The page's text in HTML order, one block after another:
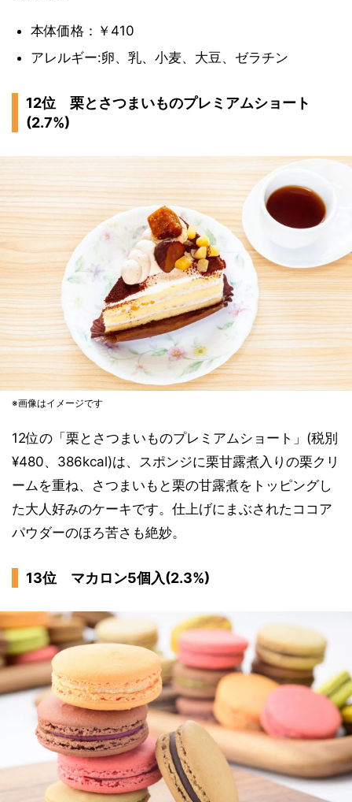
本体価格：￥410
アレルギー:卵、乳、小麦、大豆、ゼラチン
12位 栗とさつまいものプレミアムショート
(2.7%)
※画像はイメージです
12位の「栗とさつまいものプレミアムショート」(税別
¥480、386kcal)は、スポンジに栗甘露煮入りの栗クリ
ームを重ね、さつまいもと栗の甘露煮をトッピングし
た大人好みのケーキです。仕上げにまぶされたココア
パウダーのほろ苦さも絶妙。
13位 マカロン5個入(2.3%)